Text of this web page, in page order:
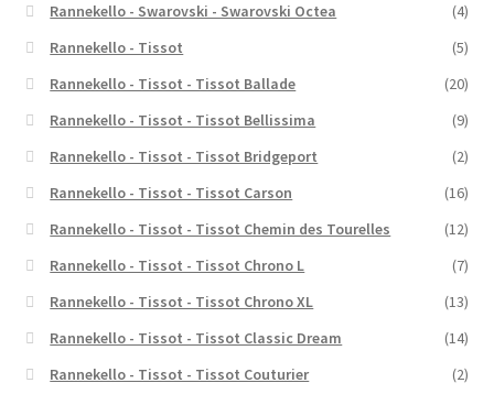
Rannekello - Swarovski - Swarovski Octea
(4)
Rannekello - Tissot
(5)
Rannekello - Tissot - Tissot Ballade
(20)
Rannekello - Tissot - Tissot Bellissima
(9)
Rannekello - Tissot - Tissot Bridgeport
(2)
Rannekello - Tissot - Tissot Carson
(16)
Rannekello - Tissot - Tissot Chemin des Tourelles
(12)
Rannekello - Tissot - Tissot Chrono L
(7)
Rannekello - Tissot - Tissot Chrono XL
(13)
Rannekello - Tissot - Tissot Classic Dream
(14)
Rannekello - Tissot - Tissot Couturier
(2)